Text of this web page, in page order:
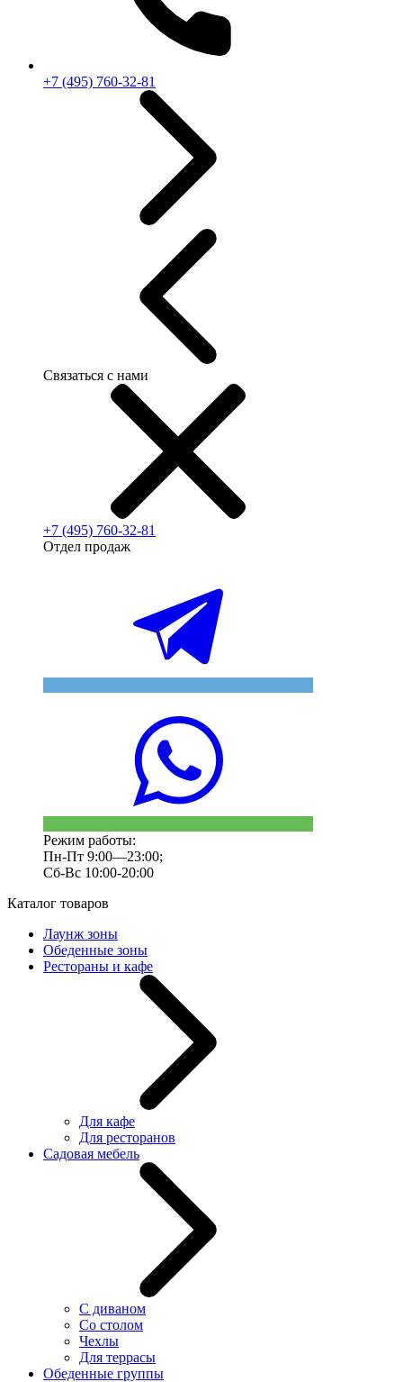
+7 (495) 760-32-81
Связаться с нами
+7 (495) 760-32-81
Отдел продаж
Режим работы:
Пн-Пт 9:00—23:00;
Сб-Вс 10:00-20:00
Каталог товаров
Лаунж зоны
Обеденные зоны
Рестораны и кафе
Для кафе
Для ресторанов
Садовая мебель
С диваном
Со столом
Чехлы
Для террасы
Обеденные группы